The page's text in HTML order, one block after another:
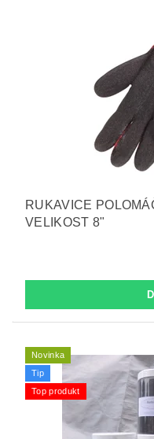
RUKAVICE
VELIKOST 8"
Novinka
Tip
Top produkt